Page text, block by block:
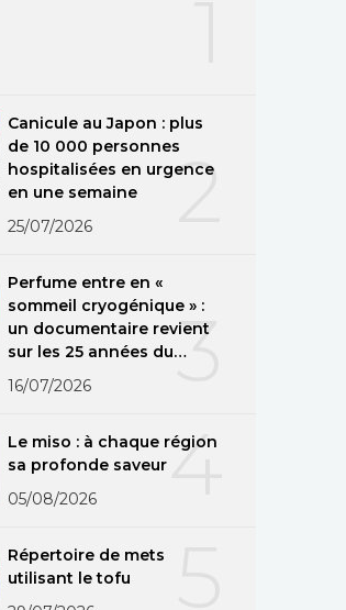
2
Canicule au Japon : plus
de 10 000 personnes
hospitalisées en urgence
en une semaine
25/07/2026
3
Perfume entre en «
sommeil cryogénique » :
un documentaire revient
sur les 25 années du
groupe
16/07/2026
4
Le miso : à chaque région
sa profonde saveur
05/08/2026
Répertoire de mets
utilisant le tofu